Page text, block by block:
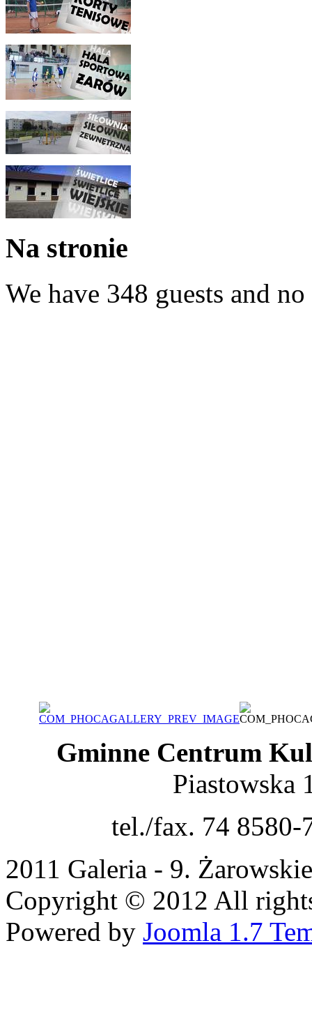
Na stronie
We have 348 guests and
Gminne Centrum
Piastowska
tel./fax. 74 8580-
2011 Galeria - 9.
Copyright © 2012 All
Powered by Joomla 1.7